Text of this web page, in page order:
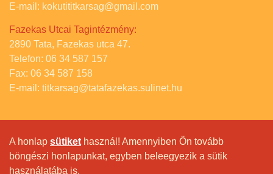
E-mail: kokutititkarsag@gmail.com
Fazekas Utcai Tagintézmény:
2890 Tata, Fazekas utca 47.
Telefon: 06 34 587 157
Fax: 06 34 587 158
E-mail: titkarsag@tatafazekas.sulinet.hu
A honlap sütiket használ! Amennyiben Ön tovább
böngészi honlapunkat, egyben beleegyezik a sütik
használatába is.